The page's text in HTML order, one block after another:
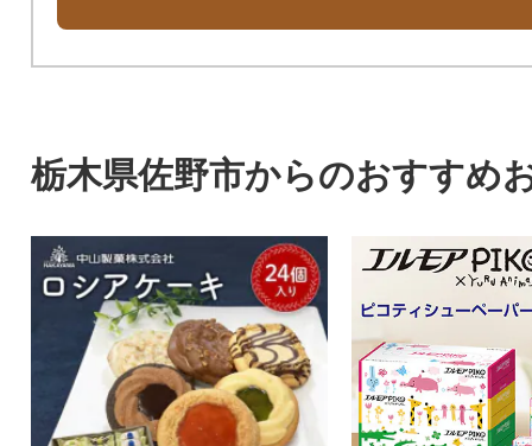
栃木県佐野市からのおすすめ